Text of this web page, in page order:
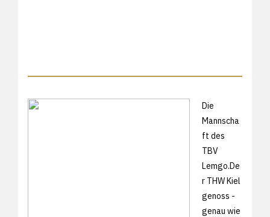
Die
Mannscha
ft des
TBV
Lemgo.De
r THW Kiel
genoss -
genau wie